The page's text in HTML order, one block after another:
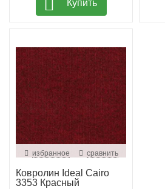
Купить
избранное сравнить
Ковролин Ideal Cairo
3353 Красный